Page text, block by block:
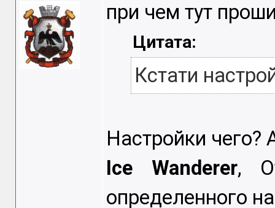
при чем тут
Цитата:
Кстати
Настройки чего?
Ice Wanderer,
определенного